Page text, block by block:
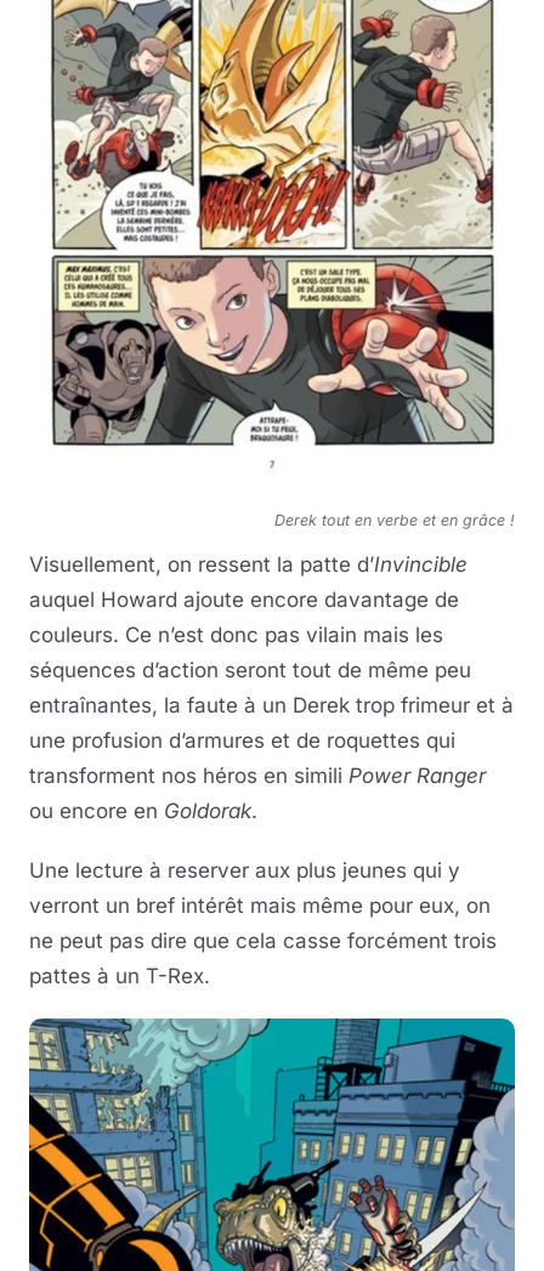
Derek tout en verbe et en grâce !
Visuellement, on ressent la patte d’Invincible
auquel Howard ajoute encore davantage de
couleurs. Ce n’est donc pas vilain mais les
séquences d’action seront tout de même peu
entraînantes, la faute à un Derek trop frimeur et à
une profusion d’armures et de roquettes qui
transforment nos héros en simili Power Ranger
ou encore en Goldorak.
Une lecture à reserver aux plus jeunes qui y
verront un bref intérêt mais même pour eux, on
ne peut pas dire que cela casse forcément trois
pattes à un T-Rex.